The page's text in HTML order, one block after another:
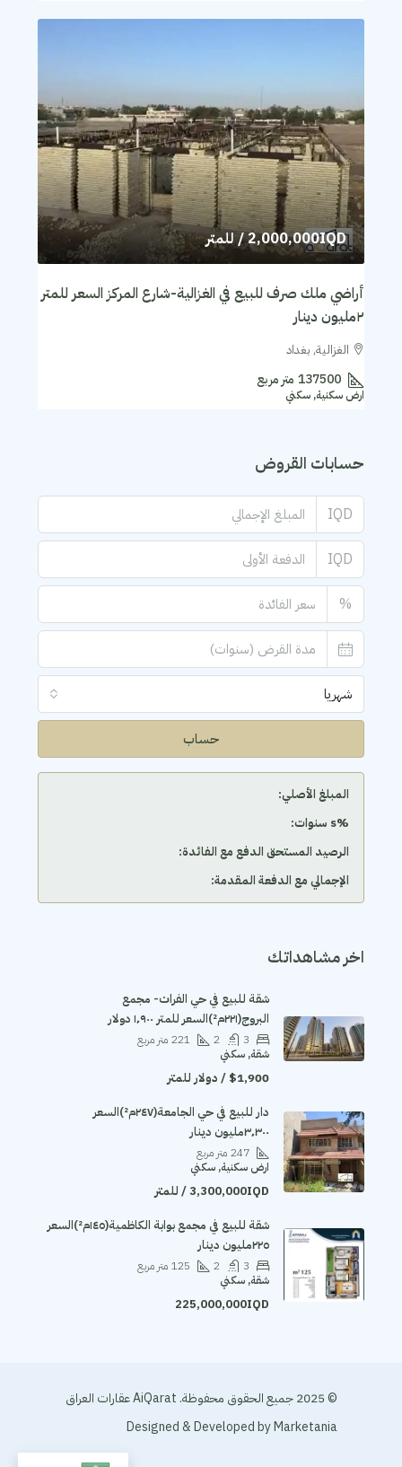
2,000,000IQD/ للمتر
أراضي ملك صرف للبيع في الغزالية-شارع المركز السعر للمتر
٢مليون دينار
الغزالية, بغداد
137500 متر مربع
ارض سكنية, سكني
حسابات القروض
IQD
IQD
%
شهريا
حساب
المبلغ الأصلي:
‫%s سنوات:
الرصيد المستحق الدفع مع الفائدة:
الإجمالي مع الدفعة المقدمة:
اخر مشاهداتك
شقة للبيع في حي الفرات- مجمع
البروج(٢٢١م²)السعر للمتر ١٬٩٠٠ دولار
3
2
221 متر مربع
شقة, سكني
$1,900 / دولار للمتر
دار للبيع في حي الجامعة(٢٤٧م²)السعر
٣٬٣٠٠مليون دينار
247 متر مربع
ارض سكنية, سكني
3,300,000IQD / للمتر
‏شقة للبيع في مجمع بوابة الكاظمية(١٤٥م²)السعر
٢٢٥مليون دينار
3
2
125 متر مربع
شقة, سكني
225,000,000IQD
© 2025 جميع الحقوق محفوظة. AiQarat عقارات العراق
Designed & Developed byMarketania